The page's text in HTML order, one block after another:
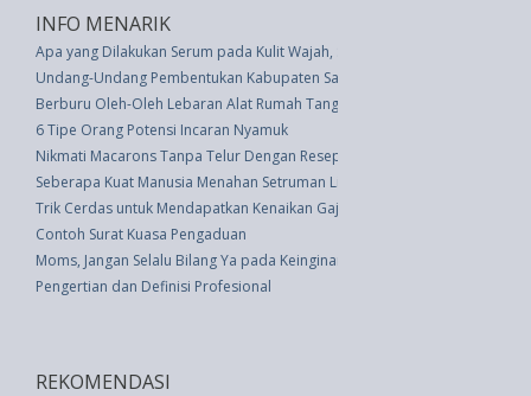
INFO MENARIK
Apa yang Dilakukan Serum pada Kulit Wajah, Sebenarnya?
Undang-Undang Pembentukan Kabupaten Sarmi, Kabupaten Keerom,
Berburu Oleh-Oleh Lebaran Alat Rumah Tangga di Banyuwangi
6 Tipe Orang Potensi Incaran Nyamuk
Nikmati Macarons Tanpa Telur Dengan Resep Lezat Ini
Seberapa Kuat Manusia Menahan Setruman Listrik
Trik Cerdas untuk Mendapatkan Kenaikan Gaji
Contoh Surat Kuasa Pengaduan
Moms, Jangan Selalu Bilang Ya pada Keinginan Anak
Pengertian dan Definisi Profesional
REKOMENDASI